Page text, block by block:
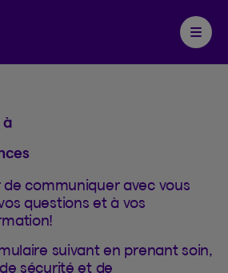
Ouvrir
à
de communiquer avec vous
questions et à vos
suivant en prenant soin,
sécurité et de